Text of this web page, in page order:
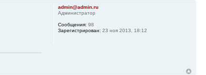
admin@admin.ru
Администратор
Сообщения: 98
Зарегистрирован: 23 ноя 2013, 18:12